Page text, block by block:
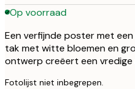
Op voorraad
Een verfijnde poster met
tak met witte bloemen en
ontwerp creëert een vredige
Fotolijst niet inbegrepen.